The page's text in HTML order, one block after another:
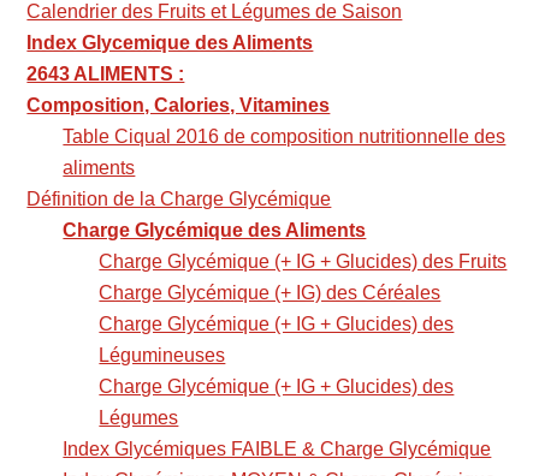
Calendrier des Fruits et Légumes de Saison
Index Glycemique des Aliments
2643 ALIMENTS :
Composition, Calories, Vitamines
Table Ciqual 2016 de composition nutritionnelle des
aliments
Définition de la Charge Glycémique
Charge Glycémique des Aliments
Charge Glycémique (+ IG + Glucides) des Fruits
Charge Glycémique (+ IG) des Céréales
Charge Glycémique (+ IG + Glucides) des
Légumineuses
Charge Glycémique (+ IG + Glucides) des
Légumes
Index Glycémiques FAIBLE & Charge Glycémique